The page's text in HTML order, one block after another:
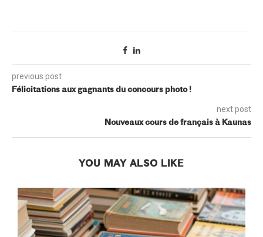
previous post
Félicitations aux gagnants du concours photo !
next post
Nouveaux cours de français à Kaunas
YOU MAY ALSO LIKE